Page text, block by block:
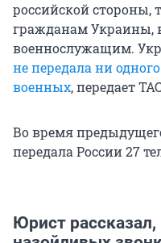
российской стороны,
гражданам Украины,
военнослужащим.
не передала ни
военных, передает
Во время
передала России 27
Юрист рассказал,